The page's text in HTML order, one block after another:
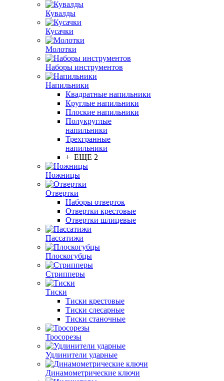
Кувалды
Кусачки
Молотки
Наборы инструментов
Напильники
Квадратные напильники
Круглые напильники
Плоские напильники
Полукруглые
напильники
Трехгранные
напильники
+ ЕЩЕ 2
Ножницы
Отвертки
Наборы отверток
Отвертки крестовые
Отвертки шлицевые
Пассатижи
Плоскогубцы
Стрипперы
Тиски
Тиски крестовые
Тиски слесарные
Тиски станочные
Тросорезы
Удлинители ударные
Динамометрические ключи